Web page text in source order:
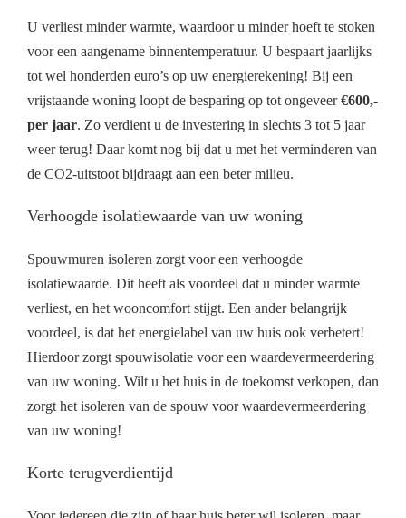
U verliest minder warmte, waardoor u minder hoeft te stoken
voor een aangename binnentemperatuur. U bespaart jaarlijks
tot wel honderden euro’s op uw energierekening! Bij een
vrijstaande woning loopt de besparing op tot ongeveer€600,-
per jaar. Zo verdient u de investering in slechts 3 tot 5 jaar
weer terug! Daar komt nog bij dat u met het verminderen van
de CO2-uitstoot bijdraagt aan een beter milieu.
Verhoogde isolatiewaarde van uw woning
Spouwmuren isoleren zorgt voor een verhoogde
isolatiewaarde. Dit heeft als voordeel dat u minder warmte
verliest, en het wooncomfort stijgt. Een ander belangrijk
voordeel, is dat het energielabel van uw huis ook verbetert!
Hierdoor zorgt spouwisolatie voor een waardevermeerdering
van uw woning. Wilt u het huis in de toekomst verkopen, dan
zorgt het isoleren van de spouw voor waardevermeerdering
van uw woning!
Korte terugverdientijd